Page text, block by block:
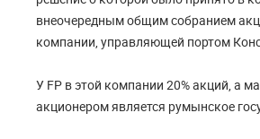
внеочередным общим собранием
компании, управляющей портом
У FP в этой компании 20% акций, а
акционером является румынское